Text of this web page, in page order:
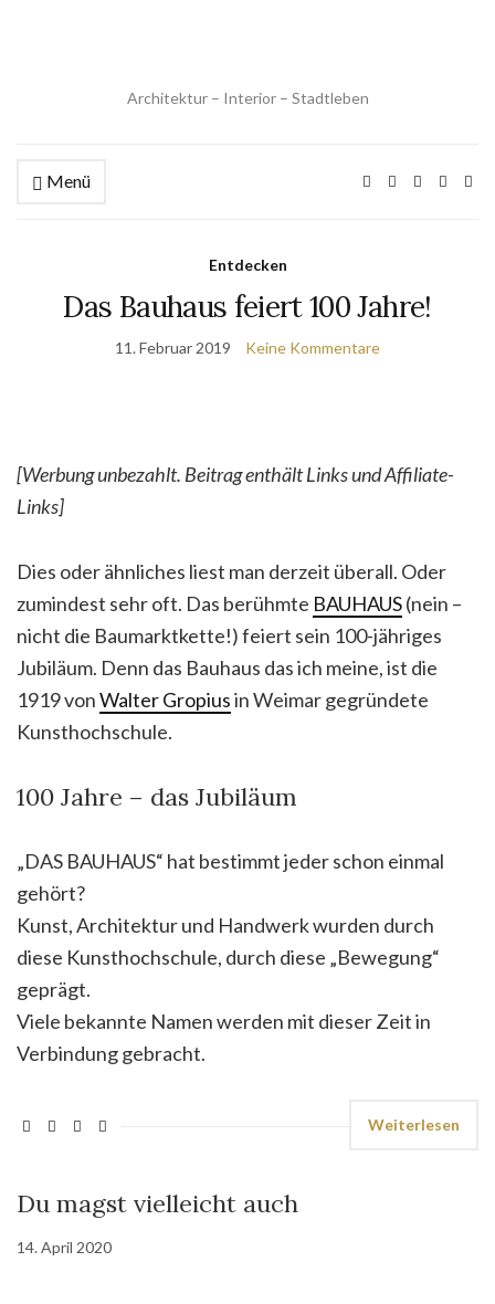
Architektur – Interior – Stadtleben
Menü
Entdecken
Das Bauhaus feiert 100 Jahre!
11. Februar 2019 Keine Kommentare
[Werbung unbezahlt. Beitrag enthält Links und Affiliate-
Links]
Dies oder ähnliches liest man derzeit überall. Oder
zumindest sehr oft. Das berühmte BAUHAUS(nein –
nicht die Baumarktkette!) feiert sein 100-jähriges
Jubiläum. Denn das Bauhaus das ich meine, ist die
1919 vonWalter Gropiusin Weimar gegründete
Kunsthochschule.
100 Jahre – das Jubiläum
„DAS BAUHAUS“ hat bestimmt jeder schon einmal
gehört?
Kunst, Architektur und Handwerk wurden durch
diese Kunsthochschule, durch diese „Bewegung“
geprägt.
Viele bekannte Namen werden mit dieser Zeit in
Verbindung gebracht.
Weiterlesen
Du magst vielleicht auch
14. April 2020